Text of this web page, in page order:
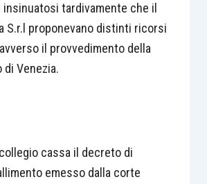
tardivamente che il
S.r.l proponevano distinti ricorsi
il provvedimento della
di Venezia.
cassa il decreto di
emesso dalla corte